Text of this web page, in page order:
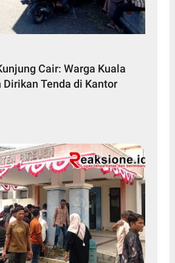
Cair: Warga Kuala
Dirikan Tenda di Kantor